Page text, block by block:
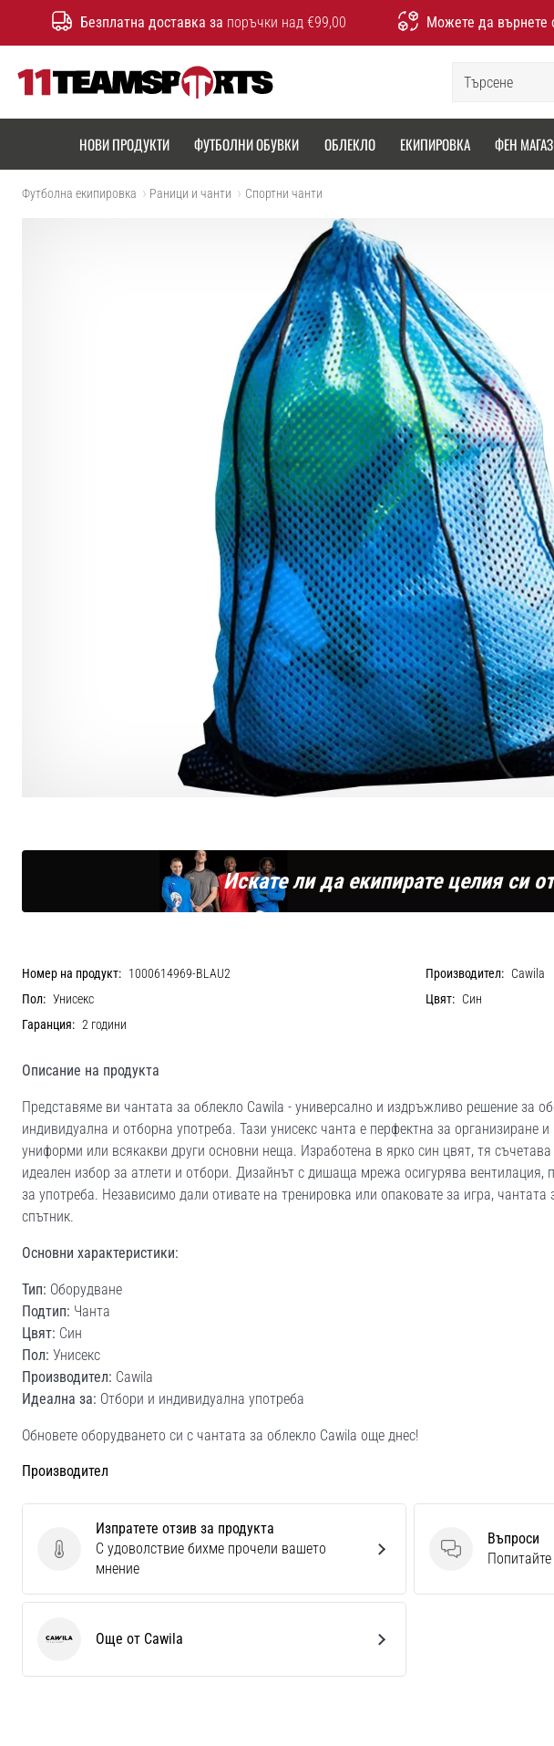
Безплатна доставка за поръчки над €99,00 Можете да върнете
НОВИ ПРОДУКТИ ФУТБОЛНИ ОБУВКИ ОБЛЕКЛО ЕКИПИРОВКА ФЕН
Футболна екипировка Раници и чанти Спортни чанти
Искате ли да екипирате целия си
Номер на продукт: 1000614969-BLAU2 Производител: Cawila
Пол: Унисекс Цвят: Син
Гаранция: 2 години
Описание на продукта
Представяме ви чантата за облекло Cawila - универсално и издръжливо решение за
индивидуална и отборна употреба. Тази унисекс чанта е перфектна за организиране
униформи или всякакви други основни неща. Изработена в ярко син цвят, тя
идеален избор за атлети и отбори. Дизайнът с дишаща мрежа осигурява вентилация,
за употреба. Независимо дали отивате на тренировка или опаковате за игра,
спътник.
Основни характеристики:
Тип: Оборудване
Подтип: Чанта
Цвят: Син
Пол: Унисекс
Производител: Cawila
Идеална за: Отбори и индивидуална употреба
Обновете оборудването си с чантата за облекло Cawila още днес!
Производител
Изпратете отзив за продукта
Изпратете отзив за продукта
С удоволствие бихме прочели вашето
мнение
Въпроси
Въпроси
Cawila Още от Cawila